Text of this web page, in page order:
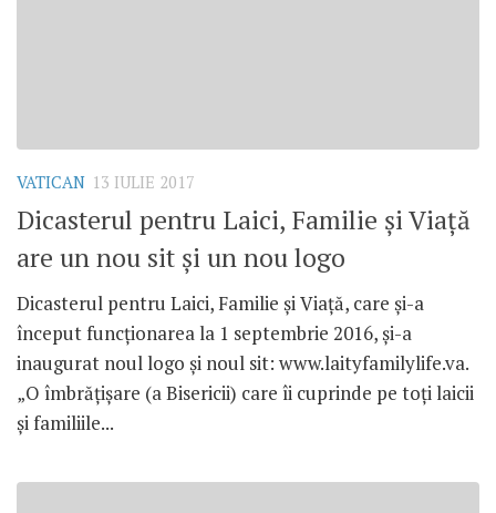
VATICAN 13 IULIE 2017
Dicasterul pentru Laici, Familie și Viață
are un nou sit și un nou logo
Dicasterul pentru Laici, Familie și Viață, care și-a
început funcționarea la 1 septembrie 2016, și-a
inaugurat noul logo și noul sit: www.laityfamilylife.va.
„O îmbrățișare (a Bisericii) care îi cuprinde pe toți laicii
și familiile...